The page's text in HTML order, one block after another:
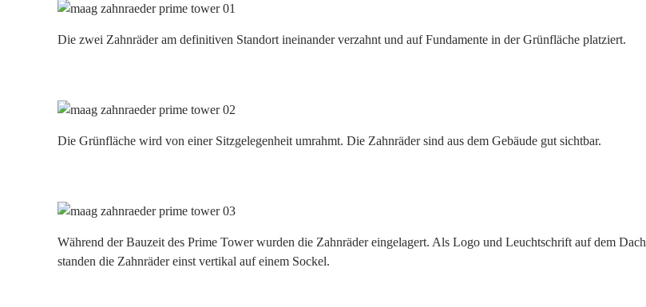
Die zwei Zahnräder am definitiven Standort ineinander verzahnt und auf Fundamente in der Grünfläche platziert.
Die Grünfläche wird von einer Sitzgelegenheit umrahmt. Die Zahnräder sind aus dem Gebäude gut sichtbar.
Während der Bauzeit des Prime Tower wurden die Zahnräder eingelagert. Als Logo und Leuchtschrift auf dem Dach
standen die Zahnräder einst vertikal auf einem Sockel.